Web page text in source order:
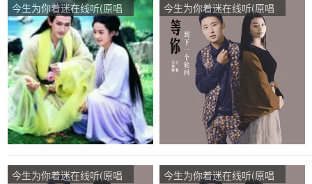
今生为你着迷在线听(原唱
是王馨/石雪峰)，天籁王哥
演唱点播:25次
今生为你着迷在线听(原唱
是王馨/石雪峰)，七彩玫瑰
演唱点播:68次
今生为你着迷在线听(原唱
今生为你着迷在线听(原唱